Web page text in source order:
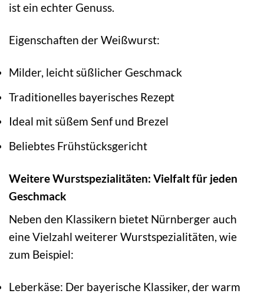
ist ein echter Genuss.
Eigenschaften der Weißwurst:
Milder, leicht süßlicher Geschmack
Traditionelles bayerisches Rezept
Ideal mit süßem Senf und Brezel
Beliebtes Frühstücksgericht
Weitere Wurstspezialitäten: Vielfalt für jeden
Geschmack
Neben den Klassikern bietet Nürnberger auch
eine Vielzahl weiterer Wurstspezialitäten, wie
zum Beispiel:
Leberkäse: Der bayerische Klassiker, der warm